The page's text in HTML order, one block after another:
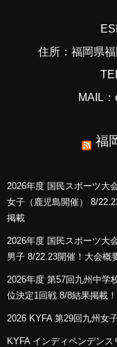
住所：福岡県
MAIL
福
2026年度 国民スポーツ大
女子（鹿児島開催） 8/
掲載
2026年度 国民スポーツ大
男子 8/22.23開催！大会概
2026年度 第57回九州中学
位決定1回戦 8/8結果掲載
2026 KYFA 第29回九州女
KYFA インディペンデン